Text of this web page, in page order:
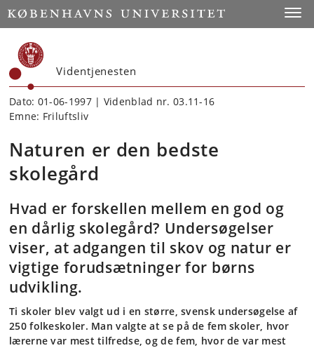
Start
Videntjenesten
Dato: 01-06-1997 | Videnblad nr. 03.11-16
Emne: Friluftsliv
Naturen er den bedste
skolegård
Hvad er forskellen mellem en god og
en dårlig skolegård? Undersøgelser
viser, at adgangen til skov og natur er
vigtige forudsætninger for børns
udvikling.
Ti skoler blev valgt ud i en større, svensk undersøgelse af
250 folkeskoler. Man valgte at se på de fem skoler, hvor
lærerne var mest tilfredse, og de fem, hvor de var mest